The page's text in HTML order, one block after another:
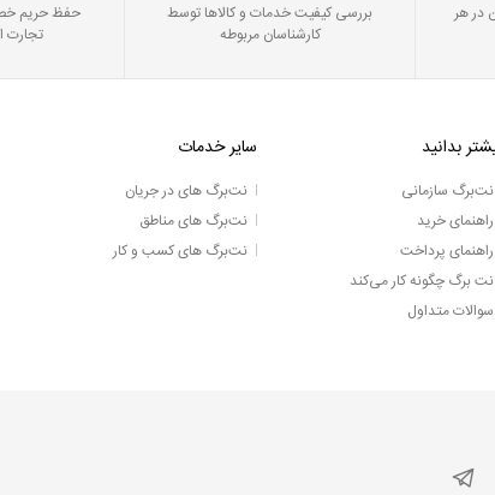
در هر
بررسی کیفیت خدمات و کالاها توسط
کارشناسان مربوطه
حفظ حریم
تجارت
بدانید
نت‌برگ سازمانی
راهنمای خرید
راهنمای پرداخت
نت برگ چگونه کار می‌کند
سوالات متداول
سایر خدمات
نت‌برگ های در جریان
نت‌برگ های مناطق
نت‌برگ های کسب و کار